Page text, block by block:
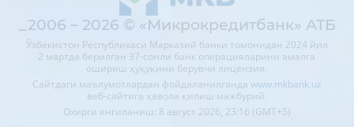
_2006 – 2026 © «Микрокредитбанк» АТБ
Ўзбекистон Республикаси Марказий банки томонидан 2024 йил
2 мартда берилган 37-сонли банк операцияларини амалга
ошириш ҳуқуқини берувчи лицензия.
Сайтдаги маълумотлардан фойдаланилганда www.mkbank.uz
веб-сайтига ҳавола қилиш мажбурий.
Охирги янгиланиш: 8 август 2026, 23:16 (GMT+5)